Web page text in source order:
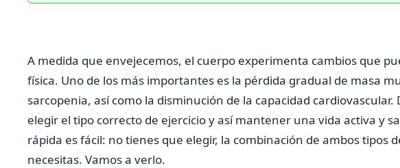
A medida que envejecemos, el cuerpo experimenta cambios que
física. Uno de los más importantes es la pérdida gradual de masa
sarcopenia, así como la disminución de la capacidad
elegir el tipo correcto de ejercicio y así mantener una vida activa y
rápida es fácil: no tienes que elegir, la combinación de ambos tipos
necesitas. Vamos a verlo.